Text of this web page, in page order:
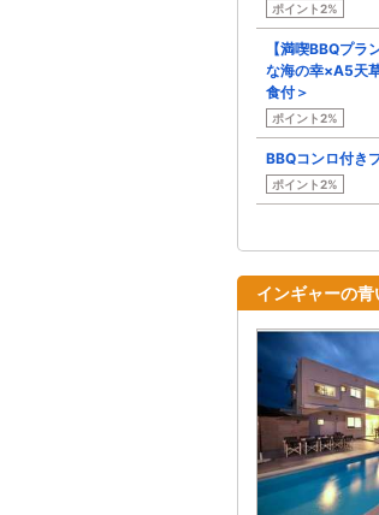
ポイント2%
【満喫BBQプ
な海の幸×A5天
食付＞
ポイント2%
BBQコンロ付き
ポイント2%
インギャーの